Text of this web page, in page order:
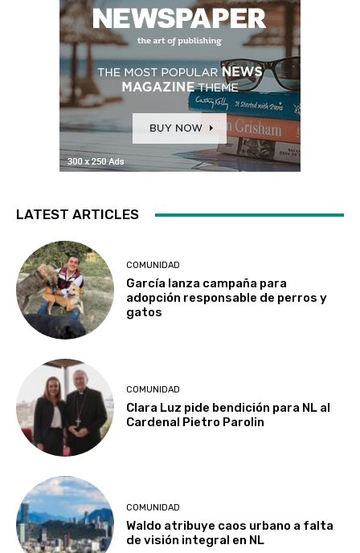
LATEST ARTICLES
COMUNIDAD
García lanza campaña para
adopción responsable de perros y
gatos
COMUNIDAD
Clara Luz pide bendición para NL al
Cardenal Pietro Parolin
COMUNIDAD
Waldo atribuye caos urbano a falta
de visión integral en NL